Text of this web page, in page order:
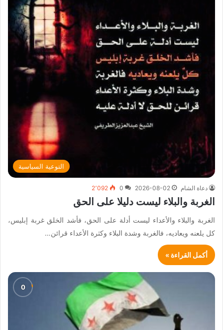
التوعية السياسية
دعاة الشام 2026-08-02
0 2٬092
الغربة والبلاء ليست دليلا على الحق
الغربة والبلاء والأعداء ليست أدلة على الحق، فأشد الخلق غربة إبليس،
كل يلعنه ويعاديه، فالغربة وشدة البلاء وكثرة الأعداء قرائن…
أكمل القراءة »